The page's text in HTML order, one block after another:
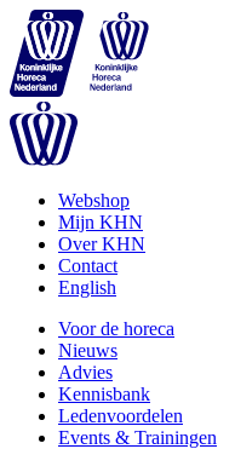
Webshop
Mijn KHN
Over KHN
Contact
English
Voor de horeca
Nieuws
Advies
Kennisbank
Ledenvoordelen
Events & Trainingen